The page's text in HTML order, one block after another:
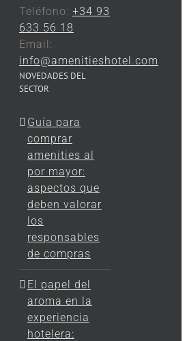
Teléfono: +34 93
633 56 18
Email:
info@amenitieshotel.com
NOVEDADES DEL
SECTOR
Guía para
comprar
amenities al
por mayor:
aspectos que
deben valorar
los
responsables
de compras
El papel del
aroma en la
experiencia
hotelera: